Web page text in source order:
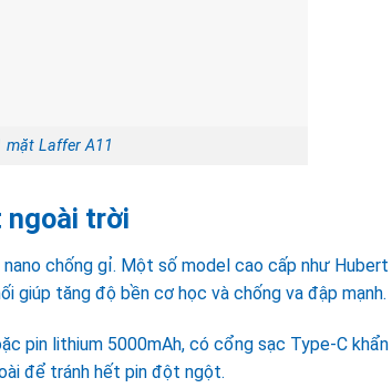
mặt Laffer A11
ngoài trời
chống gỉ. Một số model cao cấp như Hubert
giúp tăng độ bền cơ học và chống va đập mạnh.
pin lithium 5000mAh, có cổng sạc Type-C
để tránh hết pin đột ngột.